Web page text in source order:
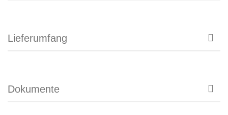
Lieferumfang
Dokumente